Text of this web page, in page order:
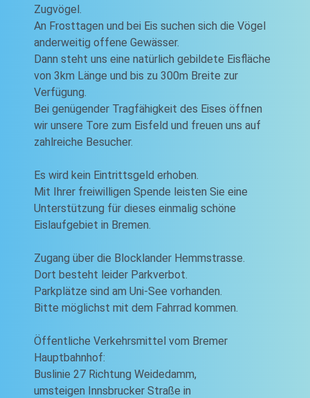
Zugvögel.
An Frosttagen und bei Eis suchen sich die Vögel
anderweitig offene Gewässer.
Dann steht uns eine natürlich gebildete Eisfläche
von 3km Länge und bis zu 300m Breite zur
Verfügung.
Bei genügender Tragfähigkeit des Eises öffnen
wir unsere Tore zum Eisfeld und freuen uns auf
zahlreiche Besucher.
Es wird kein Eintrittsgeld erhoben.
Mit Ihrer freiwilligen Spende leisten Sie eine
Unterstützung für dieses einmalig schöne
Eislaufgebiet in Bremen.
Zugang über die Blocklander Hemmstrasse.
Dort besteht leider Parkverbot.
Parkplätze sind am Uni-See vorhanden.
Bitte möglichst mit dem Fahrrad kommen.
Öffentliche Verkehrsmittel vom Bremer
Hauptbahnhof:
Buslinie 27 Richtung Weidedamm,
umsteigen Innsbrucker Straße in